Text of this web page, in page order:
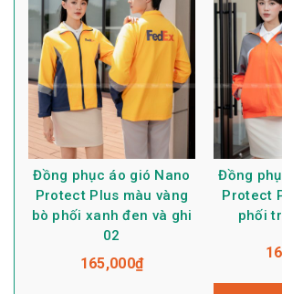
Đồng phục áo gió Nano
Protect Plus màu vàng
bò phối xanh đen và ghi
02
165,000₫
Đồng
Protect
phối